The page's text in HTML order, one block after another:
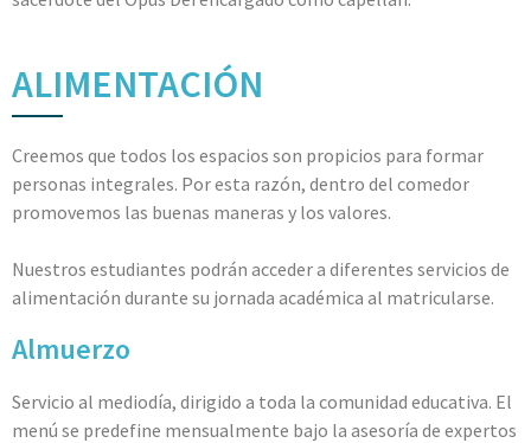
ALIMENTACIÓN
Creemos que todos los espacios son propicios para formar
personas integrales. Por esta razón, dentro del comedor
promovemos las buenas maneras y los valores.
Nuestros estudiantes podrán acceder a diferentes servicios de
alimentación durante su jornada académica al matricularse.
Almuerzo
Servicio al mediodía, dirigido a toda la comunidad educativa. El
menú se predefine mensualmente bajo la asesoría de expertos